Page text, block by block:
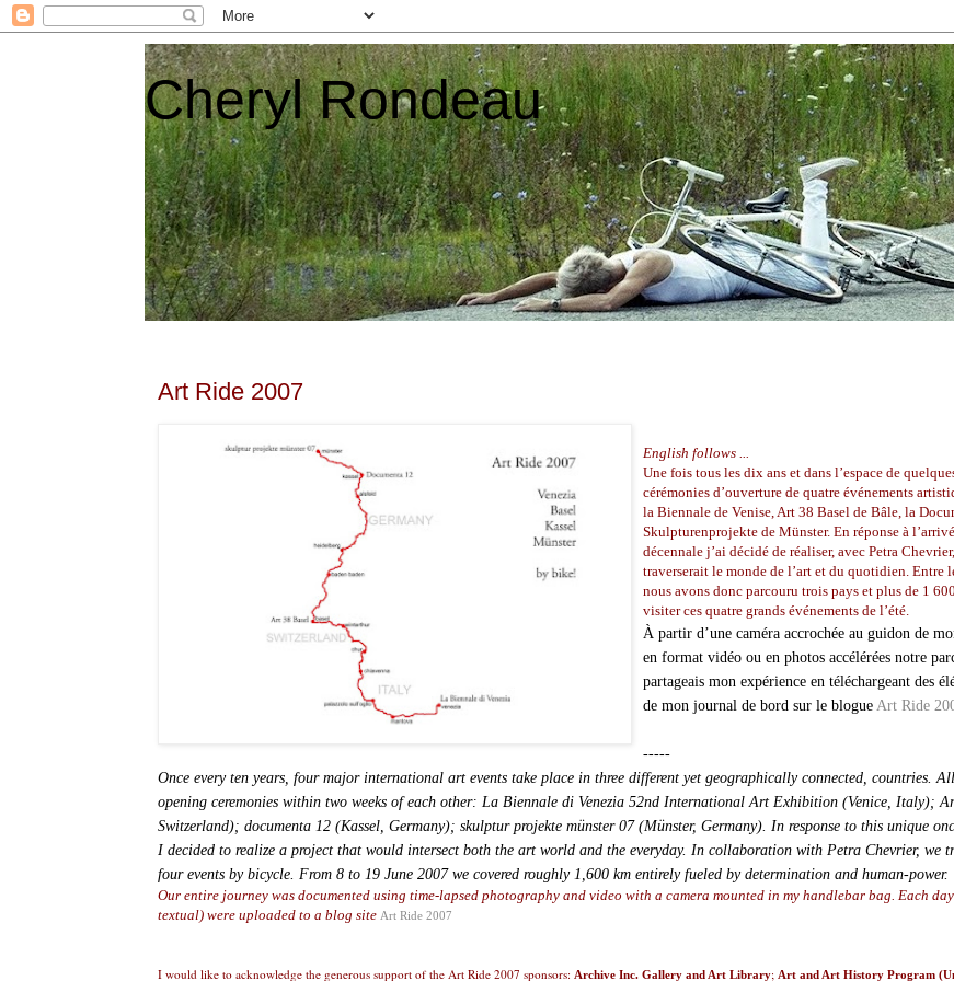
Cheryl Rondeau
Art Ride 2007
English follows ...
Une fois tous les dix ans et dans l’espace de
cérémonies d’ouverture de quatre événements
la Biennale de Venise, Art 38 Basel de Bâle, la
Skulpturenprojekte de Münster. En réponse à
décennale j’ai décidé de réaliser, avec Petra
traverserait le monde de l’art et du quotidien. Entre
nous avons donc parcouru trois pays et plus de 1
visiter ces quatre grands événements de l’été.
À partir d’une caméra accrochée au guidon de
en format vidéo ou en photos accélérées notre
partageais mon expérience en téléchargeant des
de mon journal de bord sur le blogue Art Ride
-----
Once every ten years, four major international art events take place in three different yet geographically connected, countries.
opening ceremonies within two weeks of each other: La Biennale di Venezia 52nd International Art Exhibition (Venice, Italy);
Switzerland); documenta 12 (Kassel, Germany); skulptur projekte münster 07 (Münster, Germany). In response to this unique
I decided to realize a project that would intersect both the art world and the everyday. In collaboration with Petra Chevrier, we
four events by bicycle. From 8 to 19 June 2007 we covered roughly 1,600 km entirely fueled by determination and human-power.
Our entire journey was documented using time-lapsed photography and video with a camera mounted in my handlebar bag. Each
textual) were uploaded to a blog site Art Ride 2007
I would like to acknowledge the generous support of the Art Ride 2007 sponsors: Archive Inc. Gallery and Art Library; Art and Art History Program